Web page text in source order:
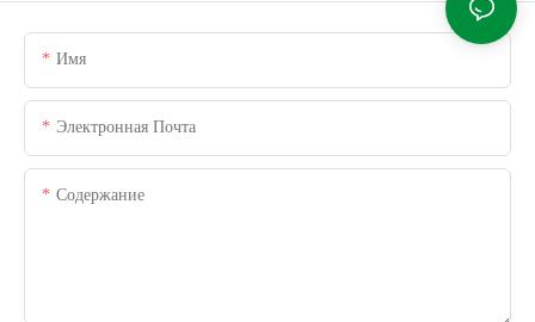
Имя
Электронная Почта
Содержание